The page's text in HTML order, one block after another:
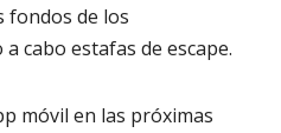
fondos de los
cabo estafas de escape.
móvil en las próximas